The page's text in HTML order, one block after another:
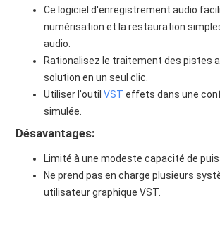
Ce logiciel d'enregistrement audio
numérisation et la restauration
audio.
Rationalisez le traitement des pistes
solution en un seul clic.
Utiliser l'outilVST effets dans une
simulée.
Désavantages:
Limité à une modeste capacité de
Ne prend pas en charge plusieurs
utilisateur graphique VST.